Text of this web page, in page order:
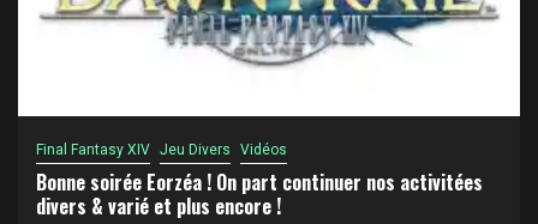
Final Fantasy XIV Jeu Divers Vidéos
Bonne soirée Eorzéa ! On part continuer nos activitées
divers & varié et plus encore !